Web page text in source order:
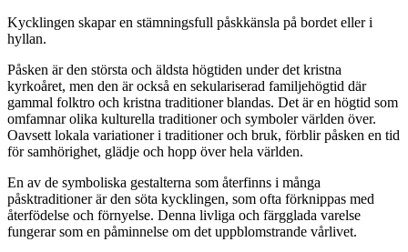
Kycklingen skapar en stämningsfull påskkänsla på bordet eller i
hyllan.
Påsken är den största och äldsta högtiden under det kristna
kyrkoåret, men den är också en sekulariserad familjehögtid där
gammal folktro och kristna traditioner blandas. Det är en högtid som
omfamnar olika kulturella traditioner och symboler världen över.
Oavsett lokala variationer i traditioner och bruk, förblir påsken en tid
för samhörighet, glädje och hopp över hela världen.
En av de symboliska gestalterna som återfinns i många
påsktraditioner är den söta kycklingen, som ofta förknippas med
återfödelse och förnyelse. Denna livliga och färgglada varelse
fungerar som en påminnelse om det uppblomstrande vårlivet.